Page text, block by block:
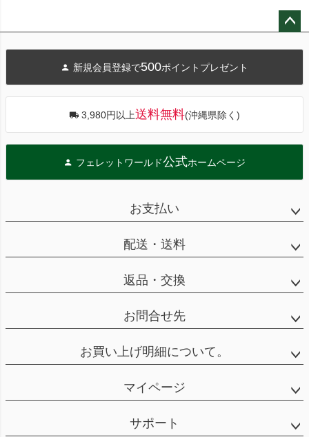
へ
新規会員登録で500ポイントプレゼント
3,980円以上送料無料(沖縄県除く)
フェレットワールド公式ホームページ
お支払い
配送・送料
返品・交換
お問合せ先
お買い上げ明細について。
マイページ
サポート